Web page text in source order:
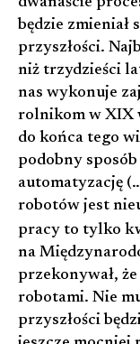
będzie zmieniał
przyszłości.
niż trzydzieści
nas wykonuje
rolnikom w XIX
do końca tego
podobny
automatyzację
robotów jest
pracy to tylko
na
przekonywał,
robotami. Nie
przyszłości